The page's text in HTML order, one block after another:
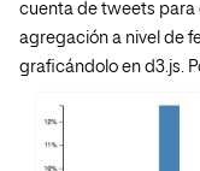
cuenta de tweets para
agregación a nivel de
graficándolo en d3.js.